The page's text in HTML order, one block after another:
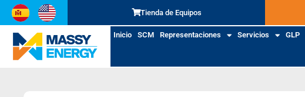
Tienda de Equipos
Inicio SCM Representaciones Servicios GLP